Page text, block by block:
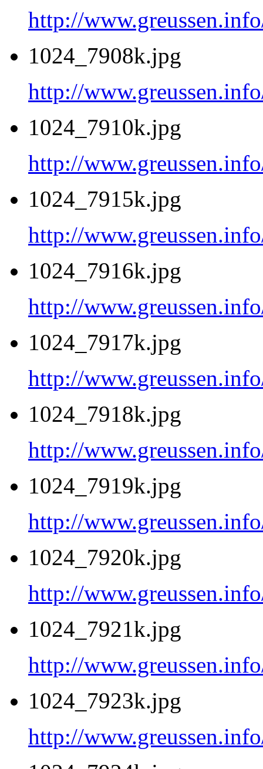
http://
1024_7908k.jpg
http://
1024_7910k.jpg
http://
1024_7915k.jpg
http://
1024_7916k.jpg
http://
1024_7917k.jpg
http://
1024_7918k.jpg
http://
1024_7919k.jpg
http://
1024_7920k.jpg
http://
1024_7921k.jpg
http://
1024_7923k.jpg
http://